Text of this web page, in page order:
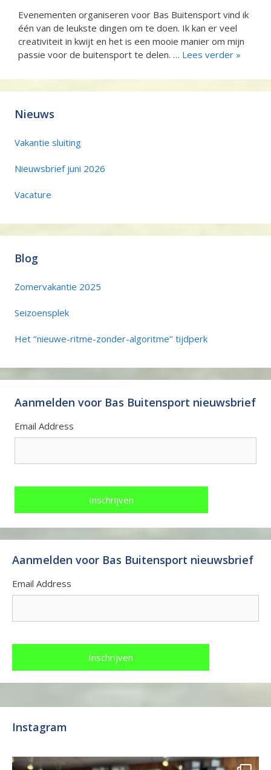
Evenementen organiseren voor Bas Buitensport vind ik
één van de leukste dingen om te doen. Ik kan er veel
creativiteit in kwijt en het is een mooie manier om mijn
passie voor de buitensport te delen. … Lees verder »
Nieuws
Vakantie sluiting
Nieuwsbrief juni 2026
Vacature
Blog
Zomervakantie 2025
Seizoensplek
Het ‘’nieuwe-ritme-zonder-algoritme’’ tijdperk
Aanmelden voor Bas Buitensport nieuwsbrief
Email Address
Aanmelden voor Bas Buitensport nieuwsbrief
Email Address
Instagram